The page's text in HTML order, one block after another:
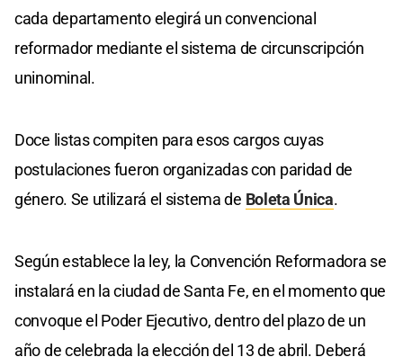
cada departamento elegirá un convencional
reformador mediante el sistema de circunscripción
uninominal.
Doce listas compiten para esos cargos cuyas
postulaciones fueron organizadas con paridad de
género. Se utilizará el sistema de Boleta Única.
Según establece la ley, la Convención Reformadora se
instalará en la ciudad de Santa Fe, en el momento que
convoque el Poder Ejecutivo, dentro del plazo de un
año de celebrada la elección del 13 de abril. Deberá